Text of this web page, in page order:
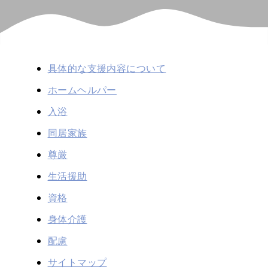
具体的な支援内容について
ホームヘルパー
入浴
同居家族
尊厳
生活援助
資格
身体介護
配慮
サイトマップ